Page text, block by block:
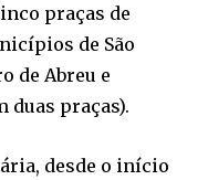
praças de
de São
de Abreu e
duas praças).
desde o início